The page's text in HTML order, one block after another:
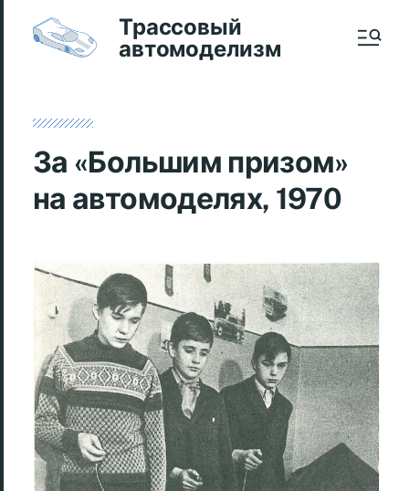
Трассовый
автомоделизм
За «Большим призом»
на автомоделях, 1970